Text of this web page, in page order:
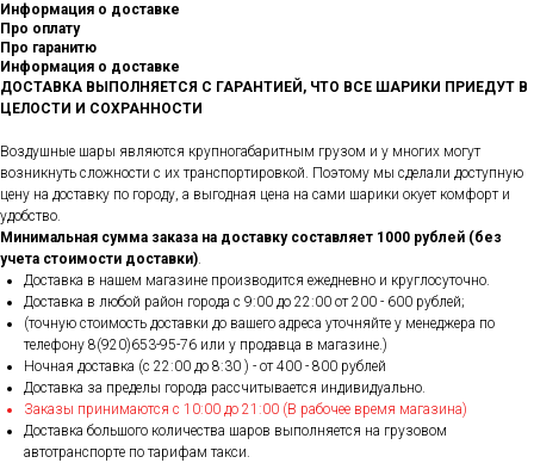
Информация о доставке
Про оплату
Про гаранитю
Информация о доставке
ДОСТАВКА ВЫПОЛНЯЕТСЯ С ГАРАНТИЕЙ, ЧТО ВСЕ ШАРИКИ ПРИЕДУТ В
ЦЕЛОСТИ И СОХРАННОСТИ
Воздушные шары являются крупногабаритным грузом и у многих могут
возникнуть сложности с их транспортировкой. Поэтому мы сделали доступную
цену на доставку по городу, а выгодная цена на сами шарики окует комфорт и
удобство.
Минимальная сумма заказа на доставку составляет 1000 рублей (без
учета стоимости доставки).
Доставка в нашем магазине производится ежедневно и круглосуточно.
Доставка в любой район города c 9:00 до 22:00 от 200 - 600 рублей;
(точную стоимость доставки до вашего адреса уточняйте у менеджера по
телефону 8(920)653-95-76 или у продавца в магазине.)
Ночная доставка (с 22:00 до 8:30 ) - от 400 - 800 рублей
Доставка за пределы города рассчитывается индивидуально.
Заказы принимаются с 10:00 до 21:00 (В рабочее время магазина)
Доставка большого количества шаров выполняется на грузовом
автотранспорте по тарифам такси.